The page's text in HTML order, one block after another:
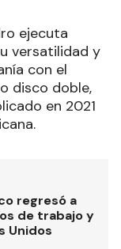
ejecuta
versatilidad y
con el
disco doble,
en 2021
regresó a
de trabajo y
Unidos